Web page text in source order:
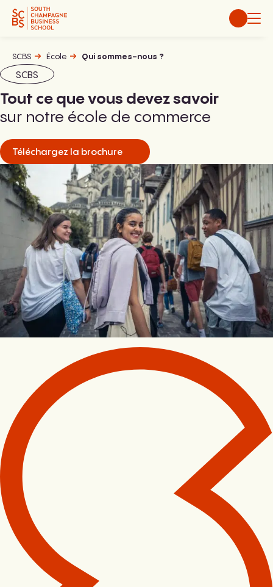
Aller
SCBS École Qui sommes-nous ?
SCBS
Tout ce que vous devez savoir
sur notre école de commerce
Téléchargez la brochure